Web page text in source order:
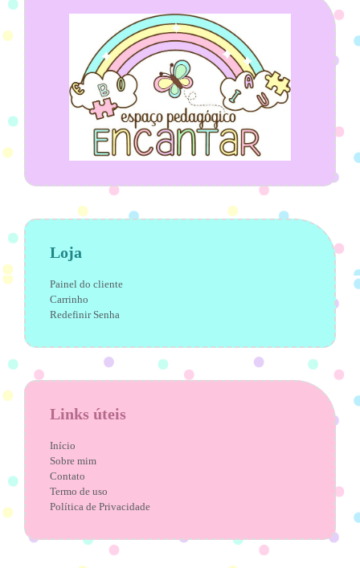
Loja
Painel do cliente
Carrinho
Redefinir Senha
Links úteis
Início
Sobre mim
Contato
Termo de uso
Política de Privacidade